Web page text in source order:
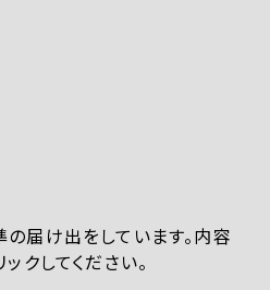
届け出をしています。内容
クしてください。